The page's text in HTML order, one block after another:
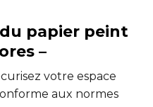
papier peint
–
votre espace
aux normes